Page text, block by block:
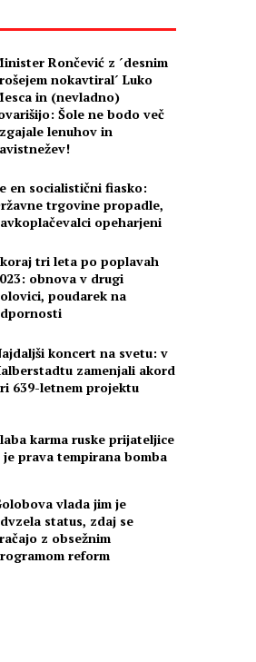
Rončević z ´desnim
nokavtiral´ Luko
in (nevladno)
Šole ne bodo več
lenuhov in
en socialistični fiasko:
trgovine propadle,
opeharjeni
tri leta po poplavah
obnova v drugi
poudarek na
koncert na svetu: v
zamenjali akord
639-letnem projektu
karma ruske prijateljice
je prava tempirana bomba
vlada jim je
status, zdaj se
z obsežnim
reform